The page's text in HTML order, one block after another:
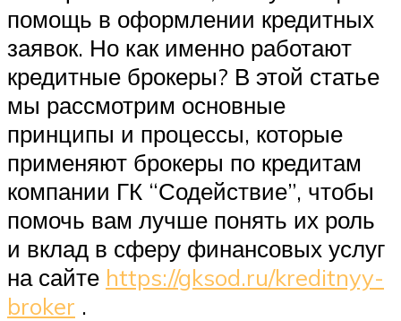
помощь в оформлении кредитных
заявок. Но как именно работают
кредитные брокеры? В этой статье
мы рассмотрим основные
принципы и процессы, которые
применяют брокеры по кредитам
компании ГК “Содействие”, чтобы
помочь вам лучше понять их роль
и вклад в сферу финансовых услуг
на сайте https://gksod.ru/kreditnyy-
broker .